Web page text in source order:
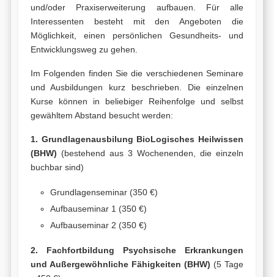
und/oder Praxiserweiterung aufbauen. Für alle
Interessenten besteht mit den Angeboten die
Möglichkeit, einen persönlichen Gesundheits- und
Entwicklungsweg zu gehen.
Im Folgenden finden Sie die verschiedenen Seminare
und Ausbildungen kurz beschrieben. Die einzelnen
Kurse können in beliebiger Reihenfolge und selbst
gewähltem Abstand besucht werden:
1. Grundlagenausbilung BioLogisches Heilwissen
(BHW) (bestehend aus 3 Wochenenden, die einzeln
buchbar sind)
Grundlagenseminar (350 €)
Aufbauseminar 1 (350 €)
Aufbauseminar 2 (350 €)
2. Fachfortbildung Psychsische Erkrankungen
und Außergewöhnliche Fähigkeiten (BHW) (5 Tage